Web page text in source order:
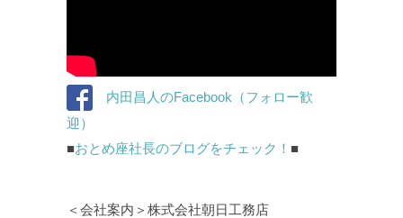
内田昌人のFacebook（フォロー歓
迎）
■おとめ座社長のブログをチェック！ ■
＜会社案内＞株式会社朝日工務店